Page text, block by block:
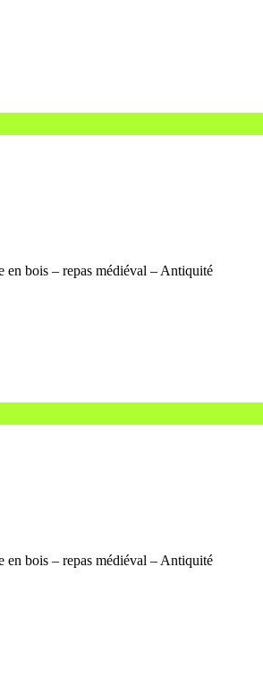
en bois – repas médiéval – Antiquité
en bois – repas médiéval – Antiquité